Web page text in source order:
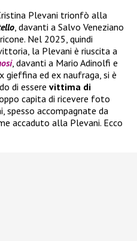
Plevani trionfò alla
, davanti a Salvo Veneziano
Nel 2025, quindi
la Plevani è riuscita a
, davanti a Mario Adinolfi e
gieffina ed ex naufraga, si è
di essere vittima di
capita di ricevere foto
spesso accompagnate da
accaduto alla Plevani. Ecco